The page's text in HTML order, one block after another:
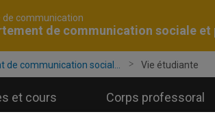
de communication
de communication sociale et
de communication social... Vie étudiante
et cours Corps professoral